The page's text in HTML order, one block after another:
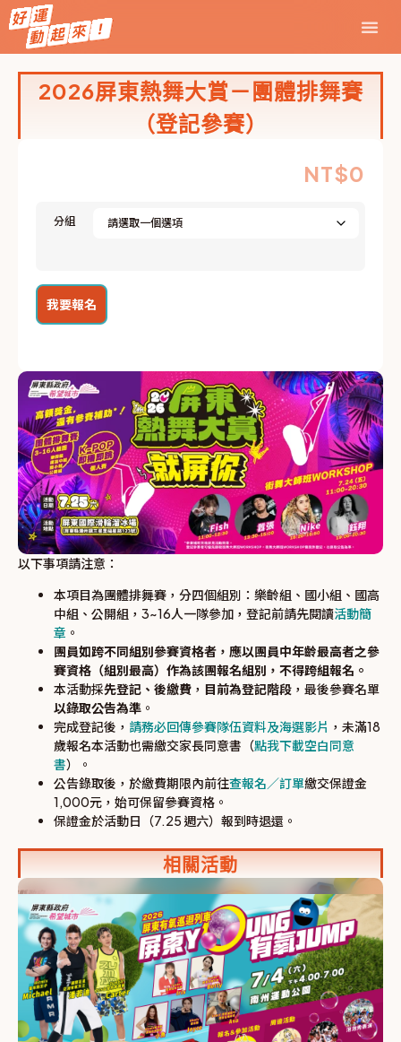
2026屏東熱舞大賞－團體排舞賽
（登記參賽）
以下事項請注意：
本項目為團體排舞賽，分四個組別：樂齡組、國小組、國高
中組、公開組，3~16人一隊參加，登記前請先閱讀活動簡
章 。
團員如跨不同組別參賽資格者，應以團員中年齡最高者之參
賽資格（組別最高）作為該團報名組別，不得跨組報名。
本活動採先登記、後繳費 ， 目前為登記階段 ，最後參賽名單
以錄取公告為準 。
完成登記後， 請務必回傳參賽隊伍資料及海選影片 ，未滿18
歲報名本活動也需繳交家長同意書（點我下載空白同意
書）。
公告錄取後，於繳費期限內前往查報名／訂單繳交保證金
1,000元，始可保留參賽資格。
保證金於活動日（7.25 週六）報到時退還。
NT$0
分組
我要報名
相關活動